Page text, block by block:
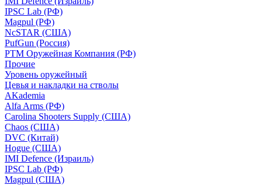
IPSC Lab (РФ)
Magpul (РФ)
NcSTAR (США)
PufGun (Россия)
РТМ Оружейная Компания (РФ)
Прочие
Уровень оружейный
Цевья и накладки на стволы
AKademia
Alfa Arms (РФ)
Carolina Shooters Supply (США)
Chaos (США)
DVC (Китай)
Hogue (США)
IMI Defence (Израиль)
IPSC Lab (РФ)
Magpul (США)